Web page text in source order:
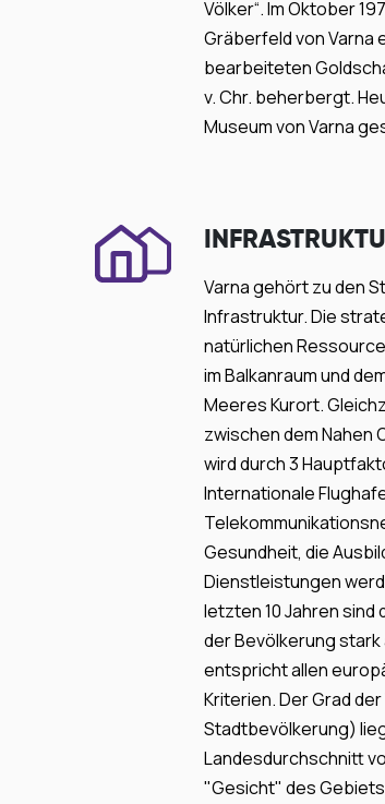
Völker“. Im Oktober
Gräberfeld von
bearbeiteten
v. Chr. beherbergt.
Museum von Varna
Varna gehört zu den
Infrastruktur. Die
natürlichen
im Balkanraum und
Meeres Kurort.
zwischen dem Nahen
wird durch 3
Internationale
Gesundheit, die
Dienstleistungen
letzten 10 Jahren
der Bevölkerung
entspricht allen
Kriterien. Der Grad
Stadtbevölkerung)
Landesdurchschnitt
"Gesicht" des